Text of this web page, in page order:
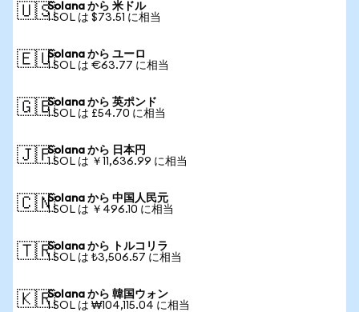
🇺🇸Solana から 米ドル
1 SOL は $73.51 に相当
🇪🇺Solana から ユーロ
1 SOL は €63.77 に相当
🇬🇧Solana から 英ポンド
1 SOL は £54.70 に相当
🇯🇵Solana から 日本円
1 SOL は ￥11,636.99 に相当
🇨🇳Solana から 中国人民元
1 SOL は ￥496.10 に相当
🇹🇷Solana から トルコリラ
1 SOL は ₺3,506.57 に相当
🇰🇷Solana から 韓国ウォン
1 SOL は ₩104,115.04 に相当